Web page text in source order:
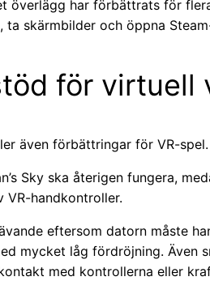
överlägg har förbättrats för
ta skärmbilder och öppna
för virtuell
även förbättringar för VR-spel.
Sky ska återigen fungera,
VR-handkontroller.
eftersom datorn måste
mycket låg fördröjning. Även
med kontrollerna eller